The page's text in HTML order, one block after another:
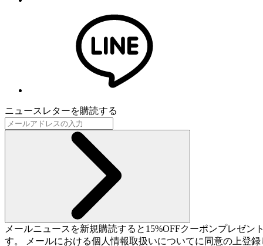
ニュースレターを購読する
メールニュースを新規購読すると15%OFFクーポンプレゼ
す。 メールにおける個人情報取扱いについてに同意の上登